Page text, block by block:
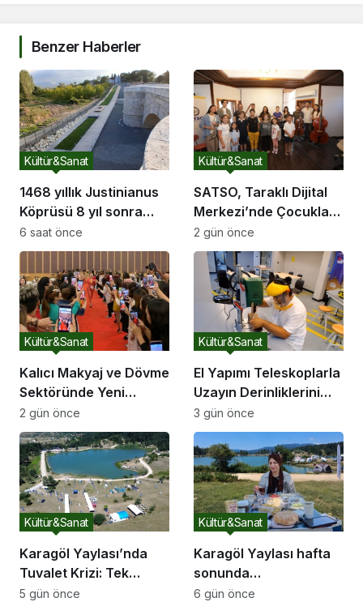
Benzer Haberler
1468 yıllık Justinianus
Köprüsü 8 yıl sonra
yeniden ziyarete açıldı
Kültür&Sanat
6 saat önce
SATSO, Taraklı Dijital
Merkezi’nde Çocukları
Sanatla Buluşturdu
Kültür&Sanat
2 gün önce
Kalıcı Makyaj ve Dövme
Sektöründe Yeni
Dönem: 2026’nın Ana
Gündemi Güvenli
Pigment ve Bilimsel
Eğitim
Kültür&Sanat
2 gün önce
El Yapımı Teleskoplarla
Uzayın Derinliklerini
Keşfediyorlar
Kültür&Sanat
3 gün önce
Karagöl Yaylası’nda
Tuvalet Krizi: Tek
Tuvalet Binlerce
Kültür&Sanat
5 gün önce
Karagöl Yaylası hafta
sonunda
doğaseverlerin akınına
Kültür&Sanat
6 gün önce